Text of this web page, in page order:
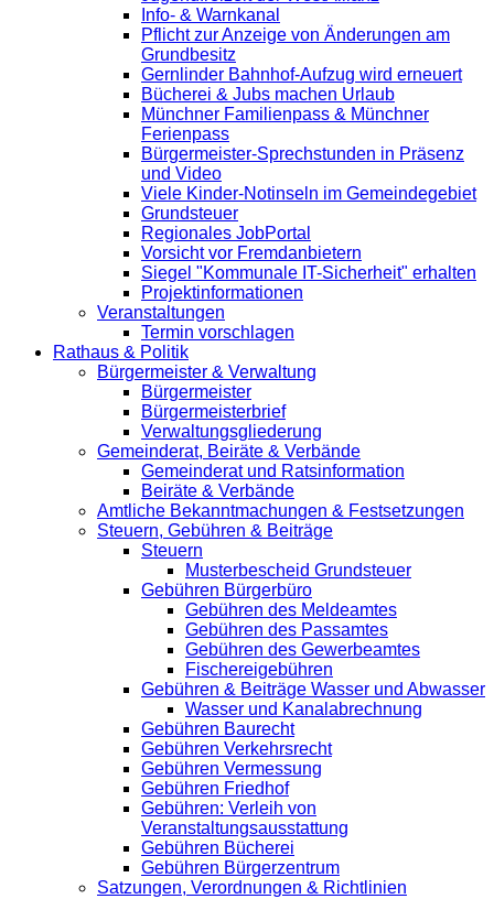
Info- & Warnkanal
Pflicht zur Anzeige von Änderungen am
Grundbesitz
Gernlinder Bahnhof-Aufzug wird erneuert
Bücherei & Jubs machen Urlaub
Münchner Familienpass & Münchner
Ferienpass
Bürgermeister-Sprechstunden in Präsenz
und Video
Viele Kinder-Notinseln im Gemeindegebiet
Grundsteuer
Regionales JobPortal
Vorsicht vor Fremdanbietern
Siegel "Kommunale IT-Sicherheit" erhalten
Projektinformationen
Veranstaltungen
Termin vorschlagen
Rathaus & Politik
Bürgermeister & Verwaltung
Bürgermeister
Bürgermeisterbrief
Verwaltungsgliederung
Gemeinderat, Beiräte & Verbände
Gemeinderat und Ratsinformation
Beiräte & Verbände
Amtliche Bekanntmachungen & Festsetzungen
Steuern, Gebühren & Beiträge
Steuern
Musterbescheid Grundsteuer
Gebühren Bürgerbüro
Gebühren des Meldeamtes
Gebühren des Passamtes
Gebühren des Gewerbeamtes
Fischereigebühren
Gebühren & Beiträge Wasser und Abwasser
Wasser und Kanalabrechnung
Gebühren Baurecht
Gebühren Verkehrsrecht
Gebühren Vermessung
Gebühren Friedhof
Gebühren: Verleih von
Veranstaltungsausstattung
Gebühren Bücherei
Gebühren Bürgerzentrum
Satzungen, Verordnungen & Richtlinien